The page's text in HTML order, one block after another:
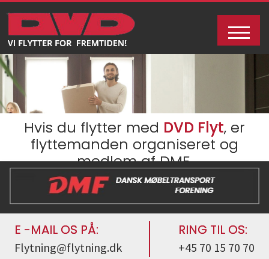
Hvis du flytter med DVD Flyt, er
flyttemanden organiseret og
medlem af DMF.
E -MAIL OS PÅ:
Flytning@flytning.dk
RING TIL OS:
+45 70 15 70 70